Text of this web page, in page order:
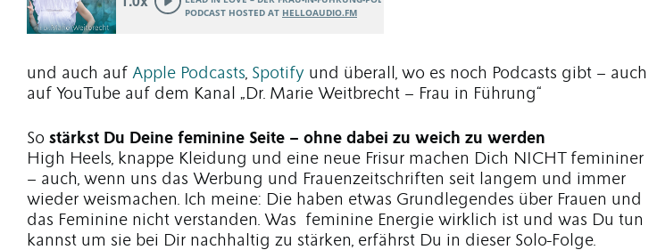
und auch auf Apple Podcasts, Spotify und überall, wo es noch Podcasts gibt – auch
auf YouTube auf dem Kanal „Dr. Marie Weitbrecht – Frau in Führung“
So stärkst Du Deine feminine Seite – ohne dabei zu weich zu werden
High Heels, knappe Kleidung und eine neue Frisur machen Dich NICHT femininer
– auch, wenn uns das Werbung und Frauenzeitschriften seit langem und immer
wieder weismachen. Ich meine: Die haben etwas Grundlegendes über Frauen und
das Feminine nicht verstanden. Was feminine Energie wirklich ist und was Du tun
kannst um sie bei Dir nachhaltig zu stärken, erfährst Du in dieser Solo-Folge.